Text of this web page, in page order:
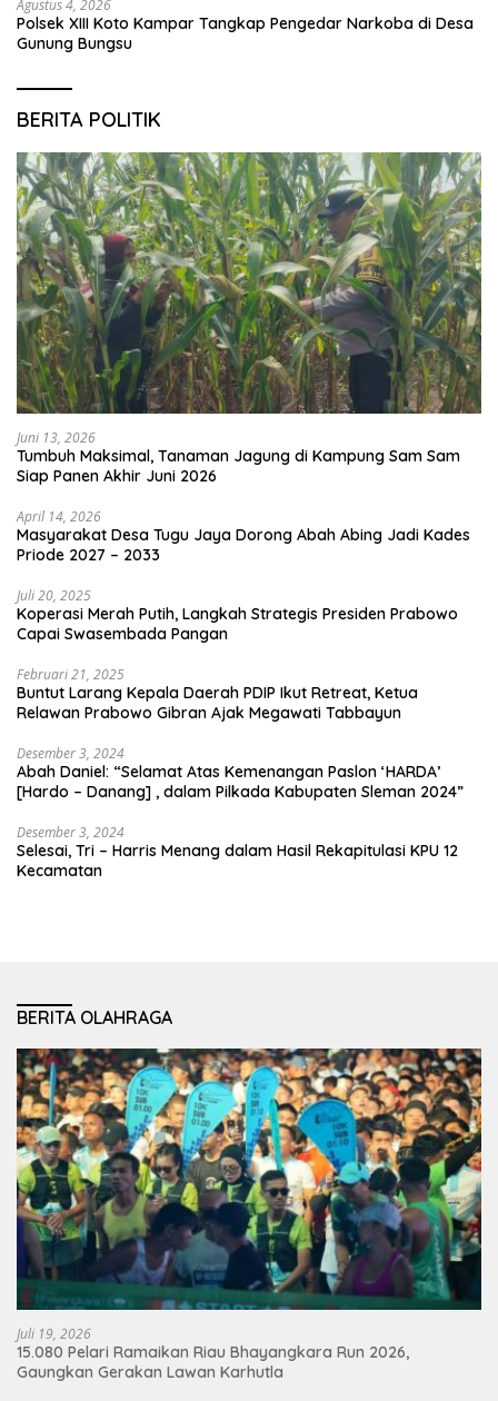
Agustus 4, 2026
Polsek XIII Koto Kampar Tangkap Pengedar Narkoba di Desa
Gunung Bungsu
BERITA POLITIK
Juni 13, 2026
Tumbuh Maksimal, Tanaman Jagung di Kampung Sam Sam
Siap Panen Akhir Juni 2026
April 14, 2026
Masyarakat Desa Tugu Jaya Dorong Abah Abing Jadi Kades
Priode 2027 – 2033
Juli 20, 2025
Koperasi Merah Putih, Langkah Strategis Presiden Prabowo
Capai Swasembada Pangan
Februari 21, 2025
Buntut Larang Kepala Daerah PDIP Ikut Retreat, Ketua
Relawan Prabowo Gibran Ajak Megawati Tabbayun
Desember 3, 2024
Abah Daniel: “Selamat Atas Kemenangan Paslon ‘HARDA’
[Hardo – Danang] , dalam Pilkada Kabupaten Sleman 2024”
Desember 3, 2024
Selesai, Tri – Harris Menang dalam Hasil Rekapitulasi KPU 12
Kecamatan
BERITA OLAHRAGA
Juli 19, 2026
15.080 Pelari Ramaikan Riau Bhayangkara Run 2026,
Gaungkan Gerakan Lawan Karhutla